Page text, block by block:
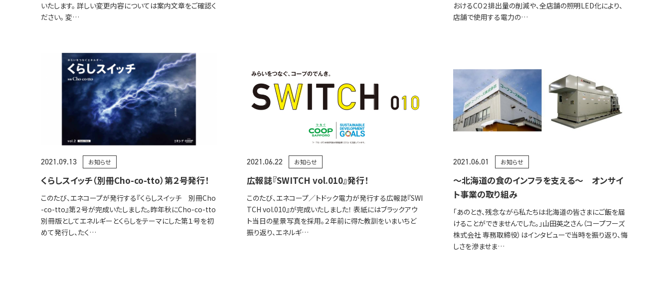
いたします。 詳しい変更内容については案内文章をご確認く
ださい。 変…
おけるCO２排出量の削減や、全店舗の照明LED化により、
店舗で使用する電力の…
2021.09.13 お知らせ
くらしスイッチ（別冊Cho-co-tto）第２号発行！
このたび、エネコープが発行する『くらしスイッチ 別冊Cho
-co-tto』第２号が完成いたしました。昨年秋にCho-co-tto
別冊版としてエネルギーとくらしをテーマにした第１号を初
めて発行し、たく…
2021.06.22 お知らせ
広報誌『SWITCH vol.010』発行！
このたび、エネコープ／トドック電力が発行する広報誌『SWI
TCH vol.010』が完成いたしました！ 表紙にはブラックアウ
ト当日の星景写真を採用。２年前に得た教訓をいまいちど
振り返り、エネルギ…
2021.06.01 お知らせ
～北海道の食のインフラを支える～ オンサイ
ト事業の取り組み
「あのとき、残念ながら私たちは北海道の皆さまにご飯を届
けることができませんでした。」山田英之さん（コープフーズ
株式会社 専務取締役）はインタビューで当時を振り返り、悔
しさを滲ませま…